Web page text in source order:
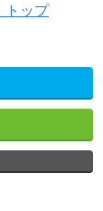
トップ